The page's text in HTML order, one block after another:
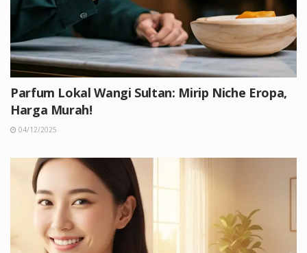
Parfum Lokal Wangi Sultan: Mirip Niche Eropa,
Harga Murah!
04/12/2025